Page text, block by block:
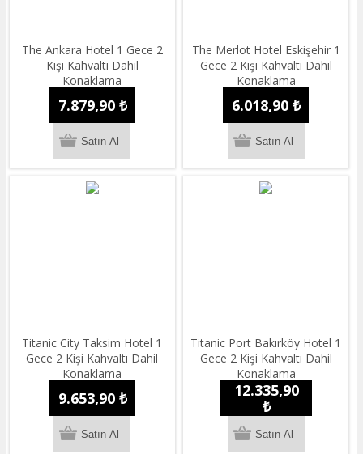
The Ankara Hotel 1 Gece 2
Kişi Kahvaltı Dahil
Konaklama
7.879,90 ₺
The Merlot Hotel Eskişehir 1
Gece 2 Kişi Kahvaltı Dahil
Konaklama
6.018,90 ₺
Titanic City Taksim Hotel 1
Gece 2 Kişi Kahvaltı Dahil
Konaklama
9.653,90 ₺
Titanic Port Bakırköy Hotel 1
Gece 2 Kişi Kahvaltı Dahil
Konaklama
12.335,90
₺